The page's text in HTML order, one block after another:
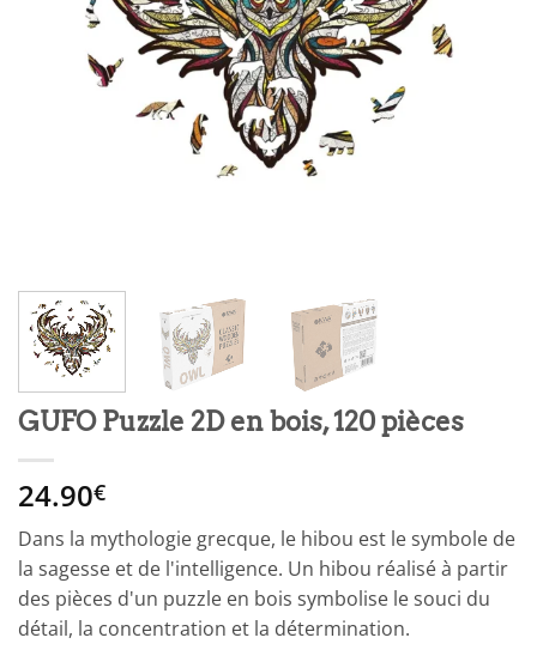
GUFO Puzzle 2D en bois, 120 pièces
24.90€
Dans la mythologie grecque, le hibou est le symbole de
la sagesse et de l'intelligence. Un hibou réalisé à partir
des pièces d'un puzzle en bois symbolise le souci du
détail, la concentration et la détermination.